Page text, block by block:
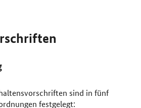
sind in fünf
festgelegt: